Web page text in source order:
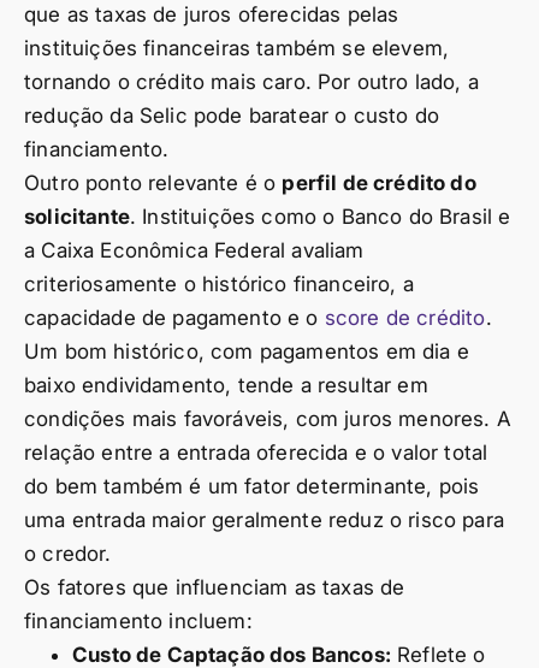
que as taxas de juros oferecidas pelas
instituições financeiras também se elevem,
tornando o crédito mais caro. Por outro lado, a
redução da Selic pode baratear o custo do
financiamento.
Outro ponto relevante é o perfil de crédito do
solicitante. Instituições como o Banco do Brasil e
a Caixa Econômica Federal avaliam
criteriosamente o histórico financeiro, a
capacidade de pagamento e o score de crédito.
Um bom histórico, com pagamentos em dia e
baixo endividamento, tende a resultar em
condições mais favoráveis, com juros menores. A
relação entre a entrada oferecida e o valor total
do bem também é um fator determinante, pois
uma entrada maior geralmente reduz o risco para
o credor.
Os fatores que influenciam as taxas de
financiamento incluem:
Custo de Captação dos Bancos: Reflete o